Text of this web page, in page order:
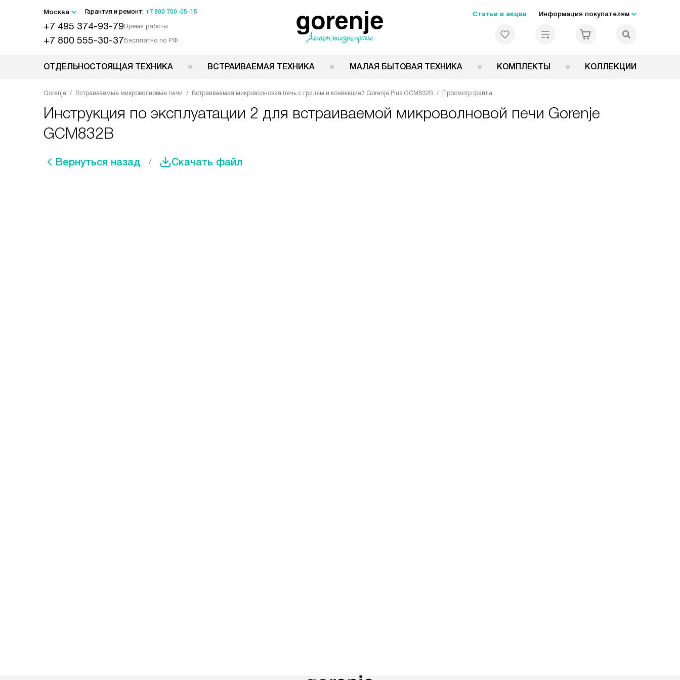
Москва Гарантия и ремонт: +7 800 700-05-15
+7 495 374-93-79Время работы
+7 800 555-30-37Бесплатно по РФ
Статьи и акции Информация покупателям
ОТДЕЛЬНОСТОЯЩАЯ ТЕХНИКА ВСТРАИВАЕМАЯ ТЕХНИКА МАЛАЯ БЫТОВАЯ ТЕХНИКА КОМПЛЕКТЫ КОЛЛЕКЦИИ
Gorenje Встраиваемые микроволновые печи Встраиваемая микроволновая печь с грилем и конвекцией Gorenje Plus GCM832B Просмотр файла
Инструкция по эксплуатации 2 для встраиваемой микроволновой печи Gorenje
GCM832B
Вернуться назад Скачать файл